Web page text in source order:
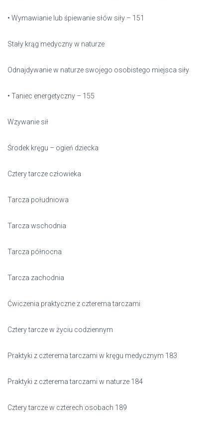
• Wymawianie lub śpiewanie słów siły – 151
Stały krąg medyczny w naturze
Odnajdywanie w naturze swojego osobistego miejsca siły
• Taniec energetyczny – 155
Wzywanie sił
Środek kręgu – ogień dziecka
Cztery tarcze człowieka
Tarcza południowa
Tarcza wschodnia
Tarcza północna
Tarcza zachodnia
Ćwiczenia praktyczne z czterema tarczami
Cztery tarcze w życiu codziennym
Praktyki z czterema tarczami w kręgu medycznym 183
Praktyki z czterema tarczami w naturze 184
Cztery tarcze w czterech osobach 189